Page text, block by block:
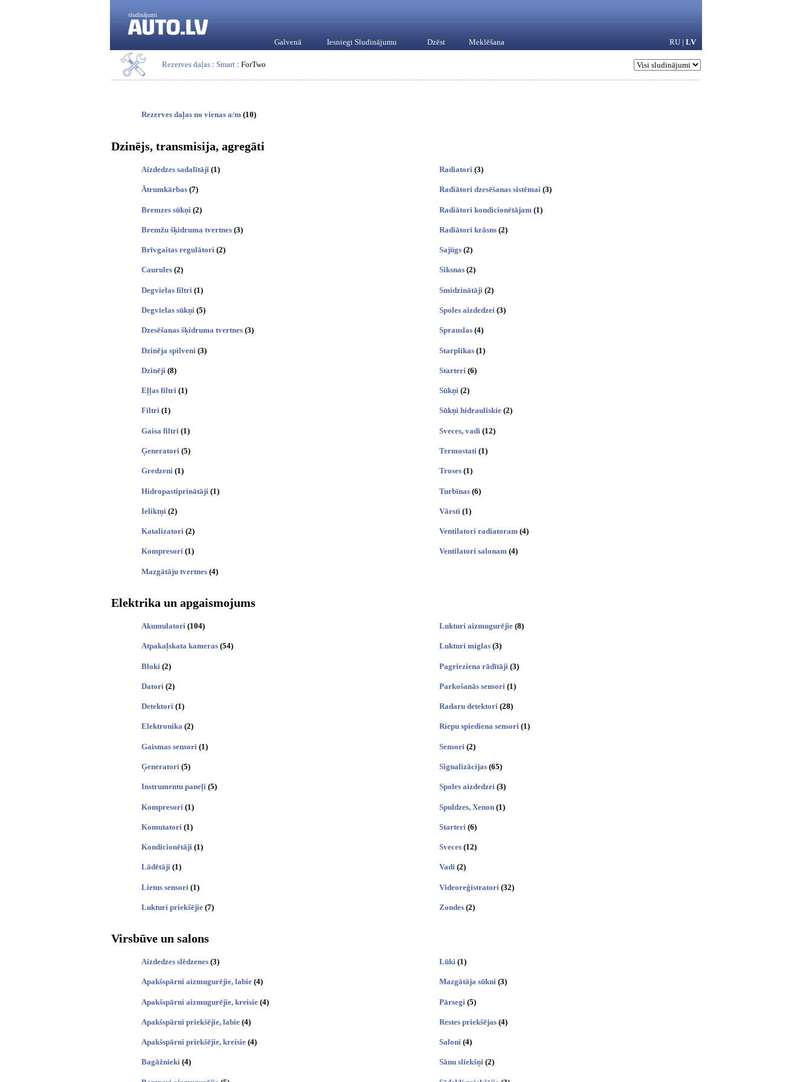
sludinājumi
Galvenā Iesniegt Sludinājumu Dzēst Meklēšana RU | LV
Rezerves daļas : Smart : ForTwo
Rezerves daļas no vienas a/m (10)
Dzinējs, transmisija, agregāti
Aizdedzes sadalītāji (1)
Ātrumkārbas (7)
Bremzes sūkņi (2)
Bremžu šķidruma tvertnes (3)
Brīvgaitas regulātori (2)
Caurules (2)
Degvielas filtri (1)
Degvielas sūkņi (5)
Dzesēšanas šķidruma tvertnes (3)
Dzinēja spilveni (3)
Dzinēji (8)
Eļļas filtri (1)
Filtri (1)
Gaisa filtri (1)
Ģeneratori (5)
Gredzeni (1)
Hidropastiprinātāji (1)
Ieliktņi (2)
Katalizatori (2)
Kompresori (1)
Mazgātāju tvertnes (4)
Radiatori (3)
Radiātori dzesēšanas sistēmai (3)
Radiātori kondicionētājam (1)
Radiātori krāsns (2)
Sajūgs (2)
Siksnas (2)
Smidzinātāji (2)
Spoles aizdedzei (3)
Sprauslas (4)
Starplikas (1)
Starteri (6)
Sūkņi (2)
Sūkņi hidrauliskie (2)
Sveces, vadi (12)
Termostati (1)
Troses (1)
Turbīnas (6)
Vārsti (1)
Ventilatori radiatoram (4)
Ventilatori salonam (4)
Elektrika un apgaismojums
Akumulatori (104)
Atpakaļskata kameras (54)
Bloki (2)
Datori (2)
Detektori (1)
Elektronika (2)
Gaismas sensori (1)
Ģeneratori (5)
Instrumentu paneļi (5)
Kompresori (1)
Komutatori (1)
Kondicionētāji (1)
Lādētāji (1)
Lietus sensori (1)
Lukturi priekšējie (7)
Lukturi aizmugurējie (8)
Lukturi miglas (3)
Pagrieziena rādītāji (3)
Parkošanās sensori (1)
Radaru detektori (28)
Riepu spiediena sensori (1)
Sensori (2)
Signalizācijas (65)
Spoles aizdedzei (3)
Spuldzes, Xenon (1)
Starteri (6)
Sveces (12)
Vadi (2)
Videoreģistratori (32)
Zondes (2)
Virsbūve un salons
Aizdedzes slēdzenes (3)
Apakšspārni aizmugurējie, labie (4)
Apakšspārni aizmugurējie, kreisie (4)
Apakšspārni priekšējie, labie (4)
Apakšspārni priekšējie, kreisie (4)
Bagāžnieki (4)
Lūki (1)
Mazgātāja sūkni (3)
Pārsegi (5)
Restes priekšējas (4)
Saloni (4)
Sānu sliekšņi (2)